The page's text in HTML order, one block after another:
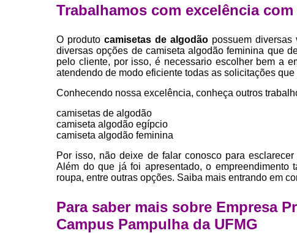
Trabalhamos com excelência
O produto camisetas de algodão possuem
diversas opções de camiseta algodão feminina que
pelo cliente, por isso, é necessario escolher bem a
atendendo de modo eficiente todas as solicitações que
Conhecendo nossa excelência, conheça outros
camisetas de algodão
camiseta algodão egípcio
camiseta algodão feminina
Por isso, não deixe de falar conosco para
Além do que já foi apresentado, o empreendimento
roupa, entre outras opções. Saiba mais entrando em
Para saber mais sobre Empresa
Campus Pampulha da UFMG